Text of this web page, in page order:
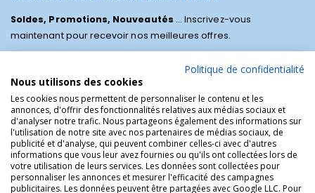
Soldes, Promotions, Nouveautés ... Inscrivez-vous
maintenant pour recevoir nos meilleures offres.
La Boutique des Chrétiens © | La boutique religieuse chrétienne de
Politique de confidentialité
Nous utilisons des cookies
Les cookies nous permettent de personnaliser le contenu et les
annonces, d'offrir des fonctionnalités relatives aux médias sociaux et
d'analyser notre trafic. Nous partageons également des informations sur
l'utilisation de notre site avec nos partenaires de médias sociaux, de
publicité et d'analyse, qui peuvent combiner celles-ci avec d'autres
informations que vous leur avez fournies ou qu'ils ont collectées lors de
votre utilisation de leurs services. Les données sont collectées pour
personnaliser les annonces et mesurer l'efficacité des campagnes
publicitaires. Les données peuvent être partagées avec Google LLC. Pour